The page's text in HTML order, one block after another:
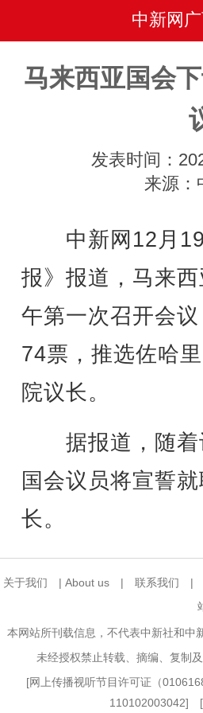
中新网
马来西亚国会
发表时间：
来源：
中新网12月19
报》报道，马来
午第一次召开会
74票，推选佐哈
院议长。
据报道，随着
国会议员将宣誓
长。
关于我们 | About us | 联系我们 |
本网站所刊载信息，不代表中新社和中
未经授权禁止转载、摘编、复制
[网上传播视听节目许可证（
110102003042] [